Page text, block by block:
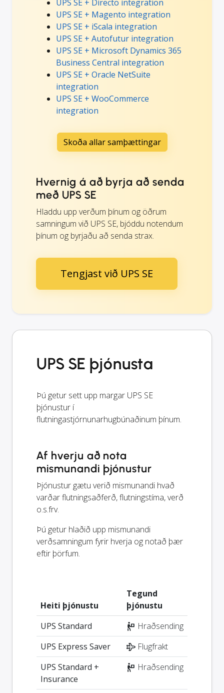
UPS SE + Directo integration
UPS SE + Magento integration
UPS SE + iScala integration
UPS SE + Autofutur integration
UPS SE + Microsoft Dynamics 365
Business Central integration
UPS SE + Oracle NetSuite
integration
UPS SE + WooCommerce
integration
Skoða allar samþættingar
Hvernig á að byrja að senda
með UPS SE
Hladdu upp verðum þínum og öðrum
samningum við UPS SE, bjóddu notendum
þínum og byrjaðu að senda strax.
Tengjast við UPS SE
UPS SE þjónusta
Þú getur sett upp margar UPS SE
þjónustur í
flutningastjórnunarhugbúnaðinum þínum.
Af hverju að nota
mismunandi þjónustur
Þjónustur gætu verið mismunandi hvað
varðar flutningsaðferð, flutningstíma, verð
o.s.frv.
Þú getur hlaðið upp mismunandi
verðsamningum fyrir hverja og notað þær
eftir þörfum.
Heiti þjónustu
Tegund
þjónustu
UPS Standard
Hraðsending
UPS Express Saver
Flugfrakt
UPS Standard +
Insurance
Hraðsending